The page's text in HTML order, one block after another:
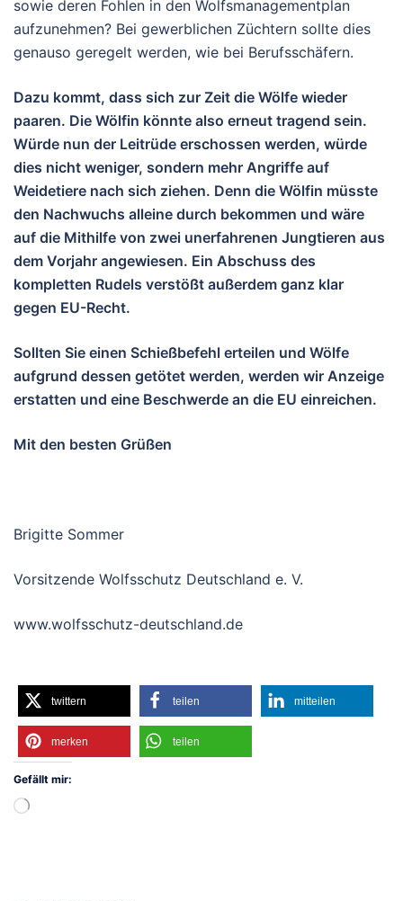
sowie deren Fohlen in den Wolfsmanagementplan
aufzunehmen? Bei gewerblichen Züchtern sollte dies
genauso geregelt werden, wie bei Berufsschäfern.
Dazu kommt, dass sich zur Zeit die Wölfe wieder
paaren. Die Wölfin könnte also erneut tragend sein.
Würde nun der Leitrüde erschossen werden, würde
dies nicht weniger, sondern mehr Angriffe auf
Weidetiere nach sich ziehen. Denn die Wölfin müsste
den Nachwuchs alleine durch bekommen und wäre
auf die Mithilfe von zwei unerfahrenen Jungtieren aus
dem Vorjahr angewiesen. Ein Abschuss des
kompletten Rudels verstößt außerdem ganz klar
gegen EU-Recht.
Sollten Sie einen Schießbefehl erteilen und Wölfe
aufgrund dessen getötet werden, werden wir Anzeige
erstatten und eine Beschwerde an die EU einreichen.
Mit den besten Grüßen
Brigitte Sommer
Vorsitzende Wolfsschutz Deutschland e. V.
www.wolfsschutz-deutschland.de
twittern teilen mitteilen
merken teilen
Gefällt mir:
Wird